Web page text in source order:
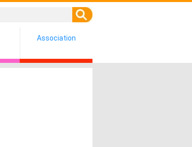
Association